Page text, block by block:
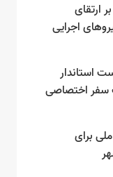
ارتقای
اجرایی
استاندار
سفر اختصاصی
برای